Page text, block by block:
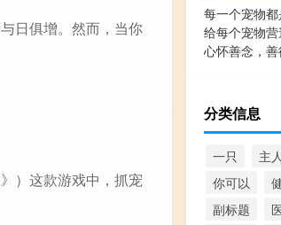
日俱增。然而，当你
）这款游戏中，抓宠
每一个宠物都
给每个宠物营
心怀善念，善
分类信息
一只 主人
你可以
副标题